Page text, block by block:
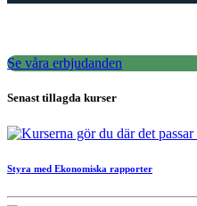
Se våra erbjudanden
Senast tillagda kurser
Styra med Ekonomiska rapporter